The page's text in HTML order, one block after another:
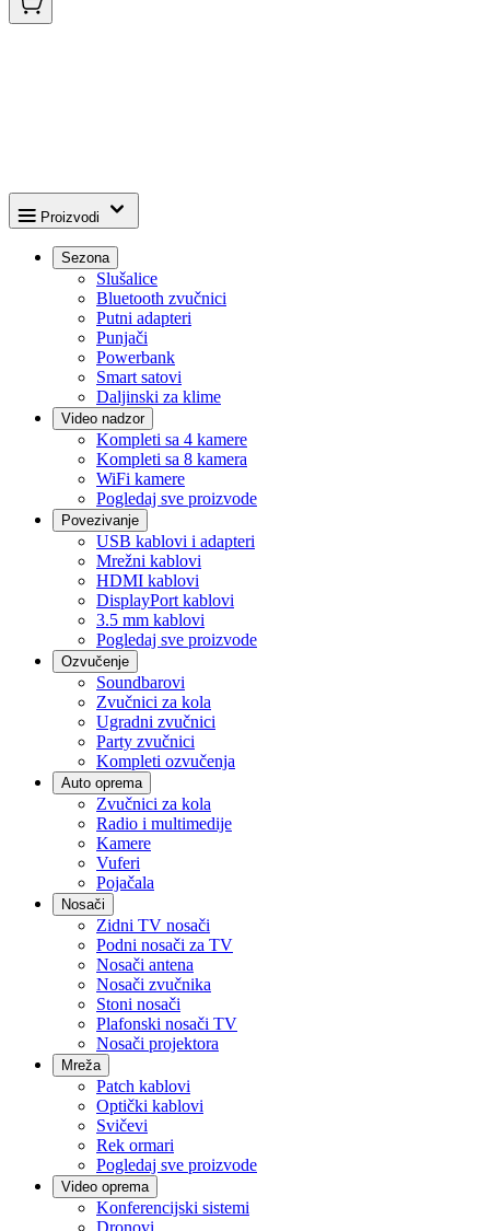
Proizvodi
Sezona
Slušalice
Bluetooth zvučnici
Putni adapteri
Punjači
Powerbank
Smart satovi
Daljinski za klime
Video nadzor
Kompleti sa 4 kamere
Kompleti sa 8 kamera
WiFi kamere
Pogledaj sve proizvode
Povezivanje
USB kablovi i adapteri
Mrežni kablovi
HDMI kablovi
DisplayPort kablovi
3.5 mm kablovi
Pogledaj sve proizvode
Ozvučenje
Soundbarovi
Zvučnici za kola
Ugradni zvučnici
Party zvučnici
Kompleti ozvučenja
Auto oprema
Zvučnici za kola
Radio i multimedije
Kamere
Vuferi
Pojačala
Nosači
Zidni TV nosači
Podni nosači za TV
Nosači antena
Nosači zvučnika
Stoni nosači
Plafonski nosači TV
Nosači projektora
Mreža
Patch kablovi
Optički kablovi
Svičevi
Rek ormari
Pogledaj sve proizvode
Video oprema
Konferencijski sistemi
Dronovi